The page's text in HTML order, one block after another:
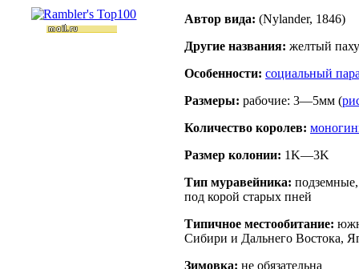
Автор вида: (Nylander, 1846)
Другие названия: желтый
Особенности: социальный
Размеры: рабочие: 3—5мм (
Количество королев:
Размер кoлонии: 1K—3K
Тип муравейника:
под корой старых пней
Типичное местообитание:
Сибири и Дальнего Востока,
Зимовка: не обязательна